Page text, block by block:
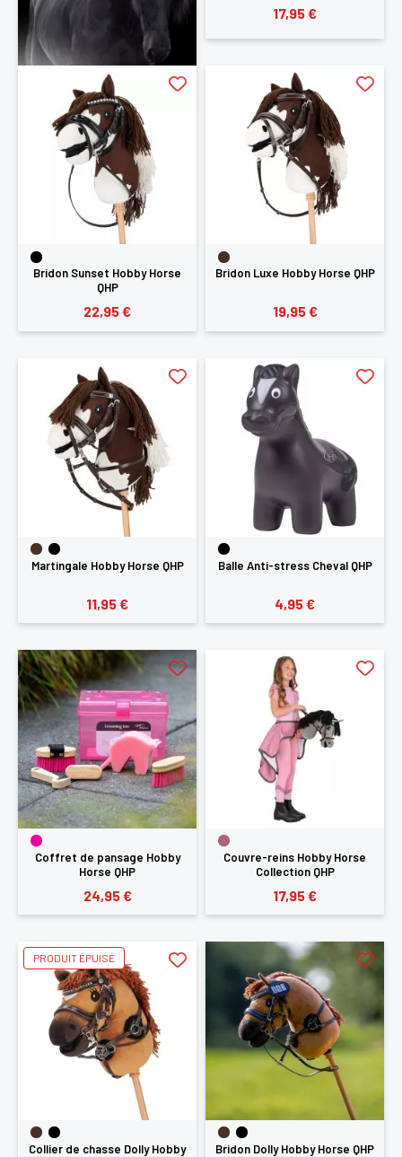
17,95 €
Bridon Sunset Hobby Horse
QHP
22,95 €
Bridon Luxe Hobby Horse QHP
19,95 €
Martingale Hobby Horse QHP
11,95 €
Balle Anti-stress Cheval QHP
4,95 €
Coffret de pansage Hobby
Horse QHP
24,95 €
Couvre-reins Hobby Horse
Collection QHP
17,95 €
Collier de chasse Dolly Hobby
PRODUIT ÉPUISÉ
Bridon Dolly Hobby Horse QHP